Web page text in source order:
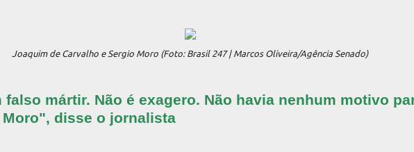
Joaquim de Carvalho e Sergio Moro (Foto: Brasil 247 | Marcos Oliveira/Agência Senado)
mártir. Não é exagero. Não havia nenhum motivo
disse o jornalista